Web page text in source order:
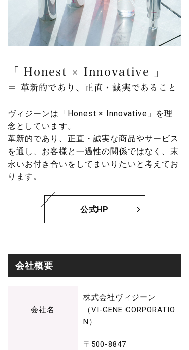
「 Honest × Innovative 」
＝ 革新的であり、正直・誠実であること
ヴィジーンは「Honest × Innovative」を理
念としています。
革新的であり、正直・誠実な商品やサービス
を通し、お客様と一過性の関係ではなく、末
永いお付き合いをしてまいりたいと考えてお
ります。
公式HP
会社概要
会社名
株式会社ヴィジーン
（VI-GENE CORPORATIO
N）
〒500-8847